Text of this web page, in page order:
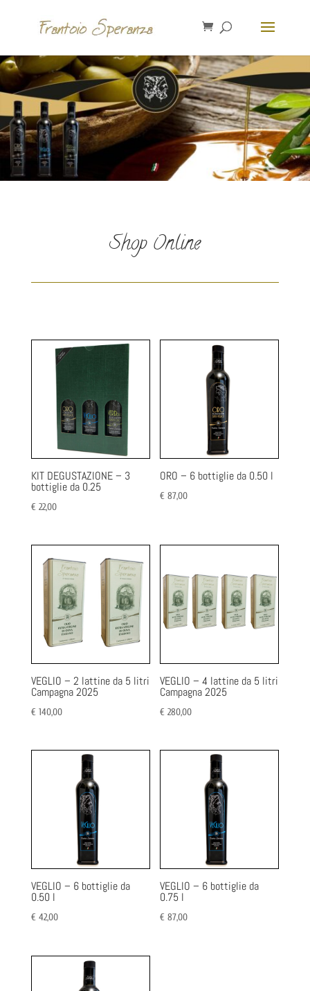
Shop Online
KIT DEGUSTAZIONE – 3
bottiglie da 0.25
€22,00
ORO – 6 bottiglie da 0.50 l
€ 87,00
VEGLIO – 2 lattine da 5 litri
Campagna 2025
€140,00
VEGLIO – 4 lattine da 5 litri
Campagna 2025
€ 280,00
VEGLIO – 6 bottiglie da
0.50 l
€42,00
VEGLIO – 6 bottiglie da
0.75 l
€ 87,00